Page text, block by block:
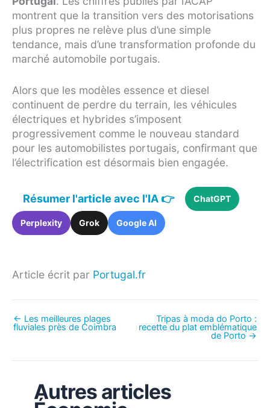
montrent que la transition vers des motorisations
plus propres ne relève plus d’une simple
tendance, mais d’une transformation profonde du
marché automobile portugais.
Alors que les modèles essence et diesel
continuent de perdre du terrain, les véhicules
électriques et hybrides s’imposent
progressivement comme le nouveau standard
pour les automobilistes portugais, confirmant que
l’électrification est désormais bien engagée.
Résumer l'article avec l'IA 👉 ChatGPT
Perplexity Grok Google AI
Article écrit par Portugal.fr
← Les meilleures plages
fluviales près de Coimbra
Tripas à moda do Porto :
recette du plat emblématique
de Porto →
Autres articles